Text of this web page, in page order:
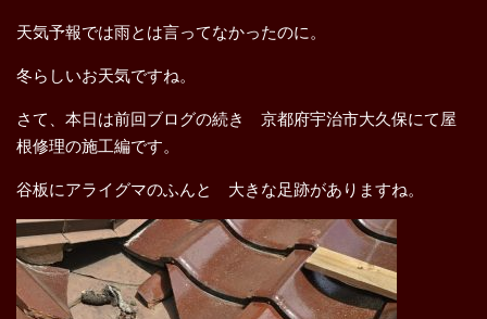
天気予報では雨とは言ってなかったのに。
冬らしいお天気ですね。
さて、本日は前回ブログの続き 京都府宇治市大久保にて屋
根修理の施工編です。
谷板にアライグマのふんと 大きな足跡がありますね。